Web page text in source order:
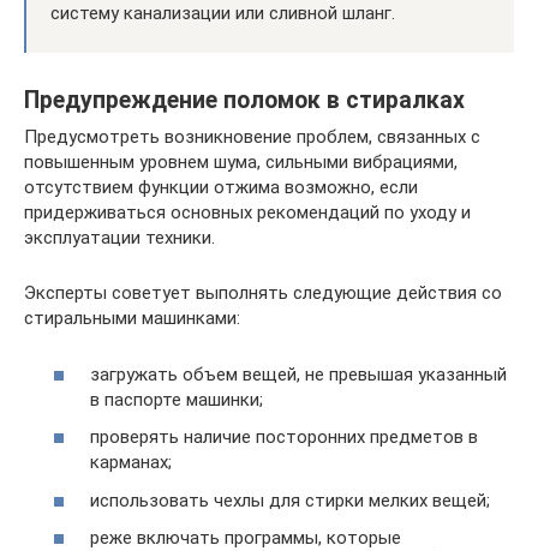
систему канализации или сливной шланг.
Предупреждение поломок в стиралках
Предусмотреть возникновение проблем, связанных с
повышенным уровнем шума, сильными вибрациями,
отсутствием функции отжима возможно, если
придерживаться основных рекомендаций по уходу и
эксплуатации техники.
Эксперты советует выполнять следующие действия со
стиральными машинками:
загружать объем вещей, не превышая указанный
в паспорте машинки;
проверять наличие посторонних предметов в
карманах;
использовать чехлы для стирки мелких вещей;
реже включать программы, которые